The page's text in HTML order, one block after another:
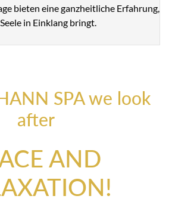
bieten eine ganzheitliche Erfahrung,
in Einklang bringt.
SPA we look
after
AND